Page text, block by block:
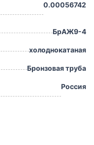
0.00056742
БрАЖ9-4
холоднокатаная
Бронзовая труба
Россия